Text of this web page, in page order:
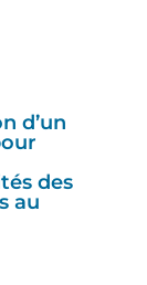
d’un
des
au